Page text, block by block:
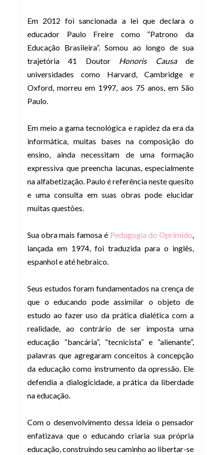
Em 2012 foi sancionada a lei que declara o
educador Paulo Freire como “Patrono da
Educação Brasileira”. Somou ao longo de sua
trajetória 41 Doutor Honoris Causade
universidades como Harvard, Cambridge e
Oxford, morreu em 1997, aos 75 anos, em São
Paulo.
Em meio a gama tecnológica e rapidez da era da
informática, muitas bases na composição do
ensino, ainda necessitam de uma formação
expressiva que preencha lacunas, especialmente
na alfabetização. Paulo é referência neste quesito
e uma consulta em suas obras pode elucidar
muitas questões.
Sua obra mais famosa é Pedagogia do Oprimido,
lançada em 1974, foi traduzida para o inglês,
espanhol e até hebraico.
Seus estudos foram fundamentados na crença de
que o educando pode assimilar o objeto de
estudo ao fazer uso da prática dialética com a
realidade, ao contrário de ser imposta uma
educação “bancária”, “tecnicista” e “alienante”,
palavras que agregaram conceitos à concepção
da educação como instrumento da opressão. Ele
defendia a dialogicidade, a prática da liberdade
na educação.
Com o desenvolvimento dessa ideia o pensador
enfatizava que o educando criaria sua própria
educação, construindo seu caminho ao libertar-se